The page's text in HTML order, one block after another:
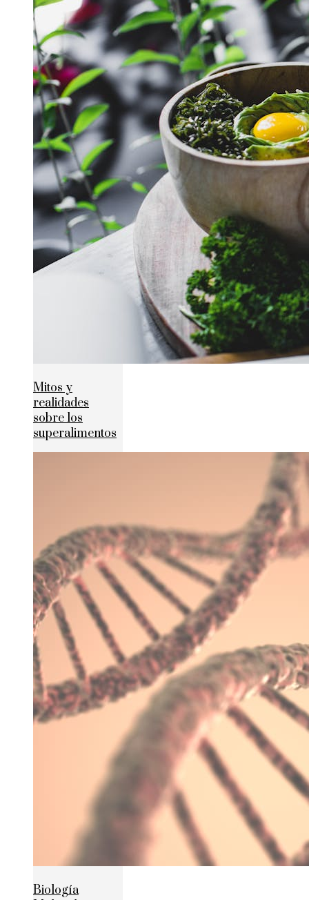
Mitos y
realidades
sobre los
superalimentos
Biología